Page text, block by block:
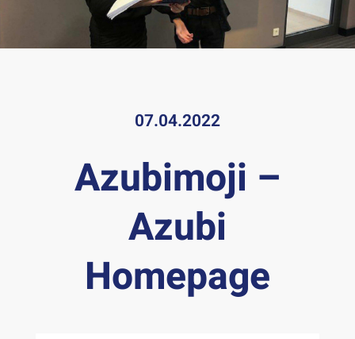
07.04.2022
Azubimoji –
Azubi
Homepage